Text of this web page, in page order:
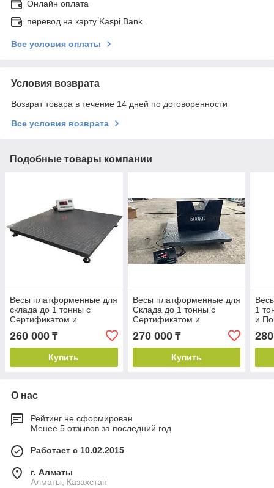
Онлайн оплата
перевод на карту Kaspi Bank
Все условия оплаты
Условия возврата
Возврат товара в течение 14 дней по договоренности
Все условия возврата
Подобные товары компании
Весы платформенные для
склада до 1 тонны с
Сертификатом и
Поверкой (1.2м. х 1.5 м.)
260 000 ₸
Купить
Весы платформенные для
Склада до 1 тонны с
Сертификатом и
Поверкой (1.2м. х 1.2м.)
270 000₸
Купить
1
и
О нас
Рейтинг не сформирован
Менее 5 отзывов за последний год
Работает с 10.02.2015
г. Алматы
Алматы, Казахстан